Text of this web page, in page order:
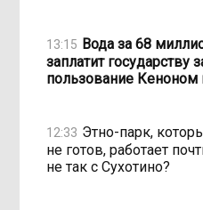
13:15 Вода за 68
заплатит государству
пользование Кеноном
12:33 Этно-парк,
не готов, работает
не так с Сухотино?